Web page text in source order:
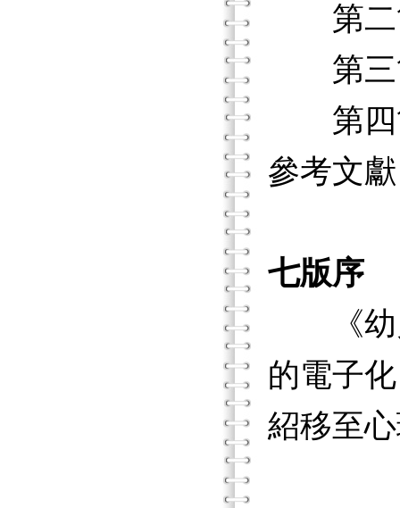
第二
第三
第四
參考文獻
七版序
《幼兒
的電子
紹移至